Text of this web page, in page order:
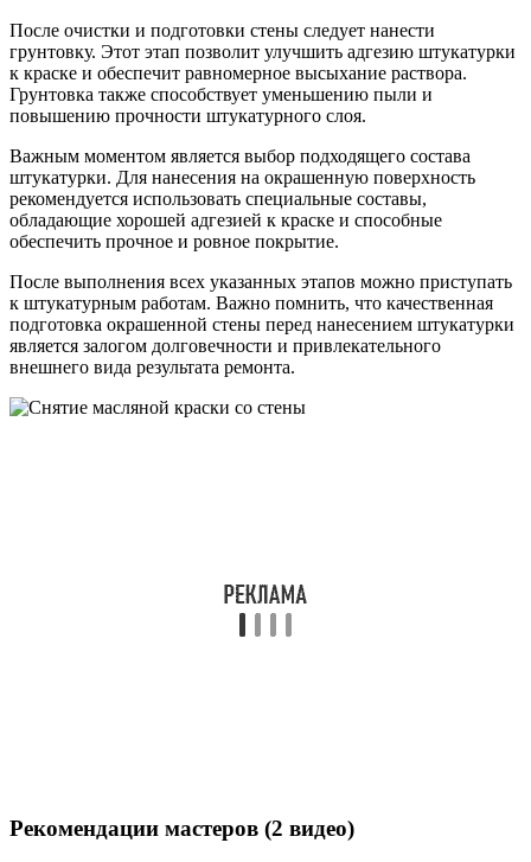
После очистки и подготовки стены следует нанести
грунтовку. Этот этап позволит улучшить адгезию штукатурки
к краске и обеспечит равномерное высыхание раствора.
Грунтовка также способствует уменьшению пыли и
повышению прочности штукатурного слоя.
Важным моментом является выбор подходящего состава
штукатурки. Для нанесения на окрашенную поверхность
рекомендуется использовать специальные составы,
обладающие хорошей адгезией к краске и способные
обеспечить прочное и ровное покрытие.
После выполнения всех указанных этапов можно приступать
к штукатурным работам. Важно помнить, что качественная
подготовка окрашенной стены перед нанесением штукатурки
является залогом долговечности и привлекательного
внешнего вида результата ремонта.
Рекомендации мастеров (2 видео)